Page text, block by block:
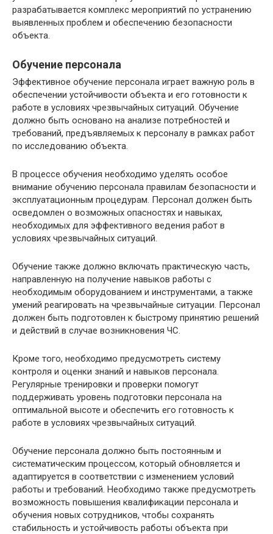
разрабатывается комплекс мероприятий по устранению
выявленных проблем и обеспечению безопасности
объекта.
Обучение персонала
Эффективное обучение персонала играет важную роль в
обеспечении устойчивости объекта и его готовности к
работе в условиях чрезвычайных ситуаций. Обучение
должно быть основано на анализе потребностей и
требований, предъявляемых к персоналу в рамках работ
по исследованию объекта.
В процессе обучения необходимо уделять особое
внимание обучению персонала правилам безопасности и
эксплуатационным процедурам. Персонал должен быть
осведомлен о возможных опасностях и навыках,
необходимых для эффективного ведения работ в
условиях чрезвычайных ситуаций.
Обучение также должно включать практическую часть,
направленную на получение навыков работы с
необходимым оборудованием и инструментами, а также
умений реагировать на чрезвычайные ситуации. Персонал
должен быть подготовлен к быстрому принятию решений
и действий в случае возникновения ЧС.
Кроме того, необходимо предусмотреть систему
контроля и оценки знаний и навыков персонала.
Регулярные тренировки и проверки помогут
поддерживать уровень подготовки персонала на
оптимальной высоте и обеспечить его готовность к
работе в условиях чрезвычайных ситуаций.
Обучение персонала должно быть постоянным и
систематическим процессом, который обновляется и
адаптируется в соответствии с изменением условий
работы и требований. Необходимо также предусмотреть
возможность повышения квалификации персонала и
обучения новых сотрудников, чтобы сохранять
стабильность и устойчивость работы объекта при